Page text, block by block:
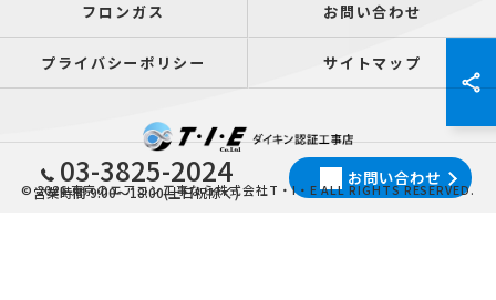
03-3825-2024
営業時間 9:00～18:00(土日祝除く)
お問い合わせ
フロンガス お問い合わせ
プライバシーポリシー サイトマップ
© 2026 東京のエアコン工事なら株式会社T・I・E ALL RIGHTS RESERVED.